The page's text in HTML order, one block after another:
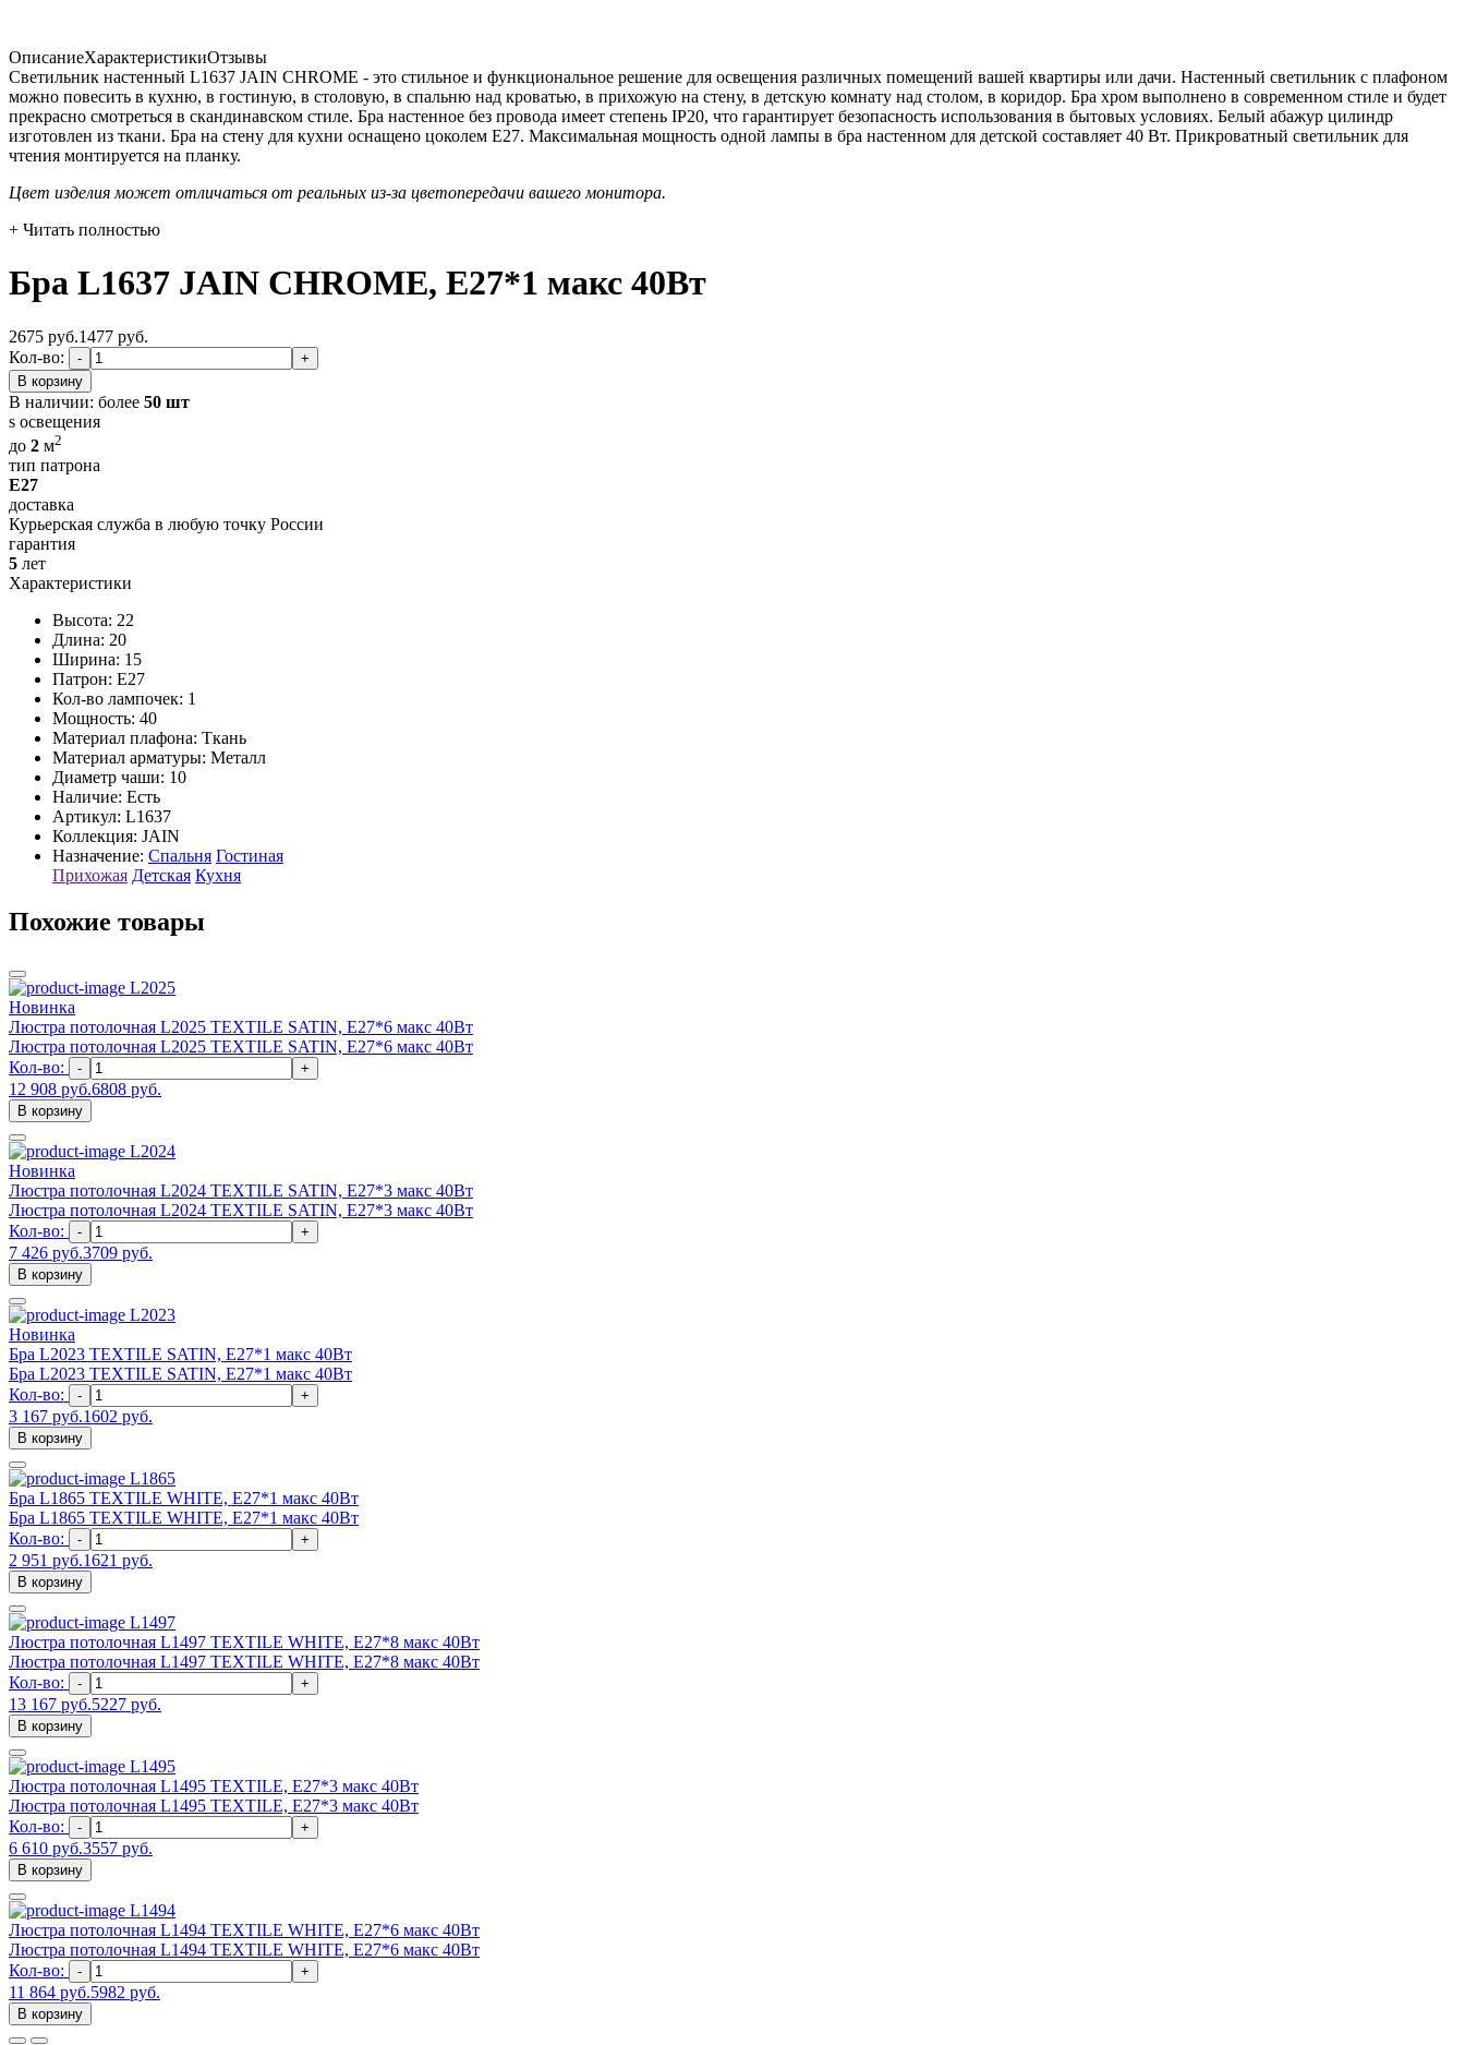
ОписаниеХарактеристикиОтзывы
Светильник настенный L1637 JAIN CHROME - это стильное и функциональное решение для освещения различных помещений вашей квартиры или дачи. Настенный светильник с плафоном
можно повесить в кухню, в гостиную, в столовую, в спальню над кроватью, в прихожую на стену, в детскую комнату над столом, в коридор. Бра хром выполнено в современном стиле и будет
прекрасно смотреться в скандинавском стиле. Бра настенное без провода имеет степень IP20, что гарантирует безопасность использования в бытовых условиях. Белый абажур цилиндр
изготовлен из ткани. Бра на стену для кухни оснащено цоколем E27. Максимальная мощность одной лампы в бра настенном для детской составляет 40 Вт. Прикроватный светильник для
чтения монтируется на планку.
Цвет изделия может отличаться от реальных из-за цветопередачи вашего монитора.
+ Читать полностью
Бра L1637 JAIN CHROME, E27*1 макс 40Вт
2675 руб.1477 руб.
Кол-во:
-
+
В корзину
В наличии: более 50 шт
s освещения
до 2 м2
тип патрона
E27
доставка
Курьерская служба в любую точку России
гарантия
5 лет
Характеристики
Высота: 22
Длина: 20
Ширина: 15
Патрон: E27
Кол-во лампочек: 1
Мощность: 40
Материал плафона: Ткань
Материал арматуры: Металл
Диаметр чаши: 10
Наличие: Есть
Артикул: L1637
Коллекция: JAIN
Назначение: Спальня Гостиная
Прихожая Детская Кухня
Похожие товары
L2025
Новинка
Люстра потолочная L2025 TEXTILE SATIN, E27*6 макс 40Вт
Люстра потолочная L2025 TEXTILE SATIN, E27*6 макс 40Вт
Кол-во:
- +
12 908 руб.6808 руб.
В корзину
L2024
Новинка
Люстра потолочная L2024 TEXTILE SATIN, E27*3 макс 40Вт
Люстра потолочная L2024 TEXTILE SATIN, E27*3 макс 40Вт
Кол-во:
- +
7 426 руб.3709 руб.
В корзину
L2023
Новинка
Бра L2023 TEXTILE SATIN, E27*1 макс 40Вт
Бра L2023 TEXTILE SATIN, E27*1 макс 40Вт
Кол-во:
- +
3 167 руб.1602 руб.
В корзину
L1865
Бра L1865 TEXTILE WHITE, Е27*1 макс 40Вт
Бра L1865 TEXTILE WHITE, Е27*1 макс 40Вт
Кол-во:
- +
2 951 руб.1621 руб.
В корзину
L1497
Люстра потолочная L1497 TEXTILE WHITE, E27*8 макс 40Вт
Люстра потолочная L1497 TEXTILE WHITE, E27*8 макс 40Вт
Кол-во:
- +
13 167 руб.5227 руб.
В корзину
L1495
Люстра потолочная L1495 TEXTILE, E27*3 макс 40Вт
Люстра потолочная L1495 TEXTILE, E27*3 макс 40Вт
Кол-во:
- +
6 610 руб.3557 руб.
В корзину
L1494
Люстра потолочная L1494 TEXTILE WHITE, Е27*6 макс 40Вт
Люстра потолочная L1494 TEXTILE WHITE, Е27*6 макс 40Вт
Кол-во:
- +
11 864 руб.5982 руб.
В корзину